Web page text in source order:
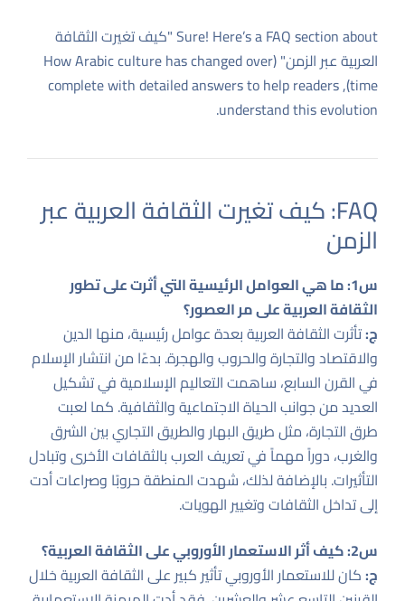
Sure! Here’s a FAQ section about "كيف تغيرت الثقافة
العربية عبر الزمن" (How Arabic culture has changed over
time), complete with detailed answers to help readers
understand this evolution.
FAQ: كيف تغيرت الثقافة العربية عبر
الزمن
س1: ما هي العوامل الرئيسية التي أثرت على تطور
الثقافة العربية على مر العصور؟
ج:تأثرت الثقافة العربية بعدة عوامل رئيسية، منها الدين
والاقتصاد والتجارة والحروب والهجرة. بدءًا من انتشار الإسلام
في القرن السابع، ساهمت التعاليم الإسلامية في تشكيل
العديد من جوانب الحياة الاجتماعية والثقافية. كما لعبت
طرق التجارة، مثل طريق البهار والطريق التجاري بين الشرق
والغرب، دوراً مهماً في تعريف العرب بالثقافات الأخرى وتبادل
التأثيرات. بالإضافة لذلك، شهدت المنطقة حروبًا وصراعات أدت
إلى تداخل الثقافات وتغيير الهويات.
س2: كيف أثر الاستعمار الأوروبي على الثقافة العربية؟
ج:كان للاستعمار الأوروبي تأثير كبير على الثقافة العربية خلال